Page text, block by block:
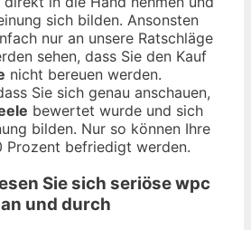
sich bilden. Ansonsten
nur an unsere Ratschläge
sehen, dass Sie den Kauf
nicht bereuen werden.
Sie sich genau anschauen,
bewertet wurde und sich
bilden. Nur so können Ihre
Prozent befriedigt werden.
Sie sich seriösewpc
und durch